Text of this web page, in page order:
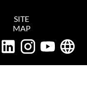
SITE
MAP